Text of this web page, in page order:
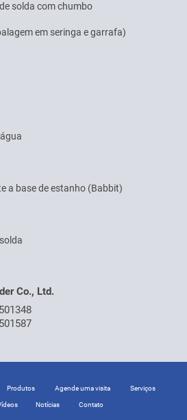
solda com chumbo
em seringa e garrafa)
a base de estanho (Babbit)
Co., Ltd.
Produtos Agende uma visita Serviços
Notícias Contato